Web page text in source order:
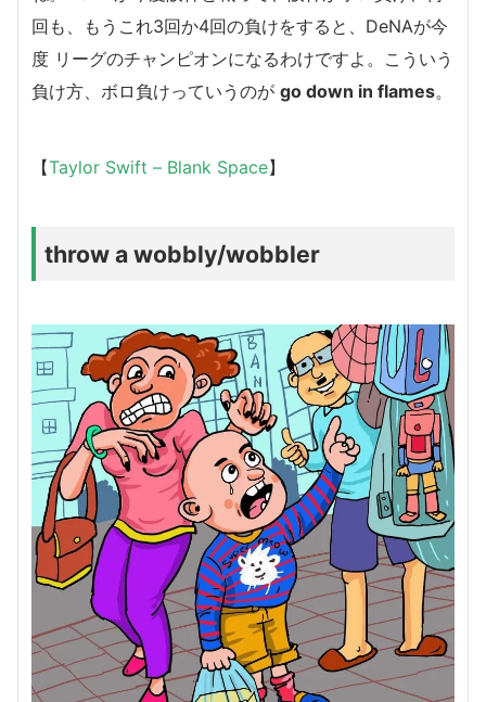
回も、もうこれ3回か4回の負けをすると、DeNAが今
度 リーグのチャンピオンになるわけですよ。こういう
負け方、ボロ負けっていうのが go down in flames。
【Taylor Swift – Blank Space】
throw a wobbly/wobbler